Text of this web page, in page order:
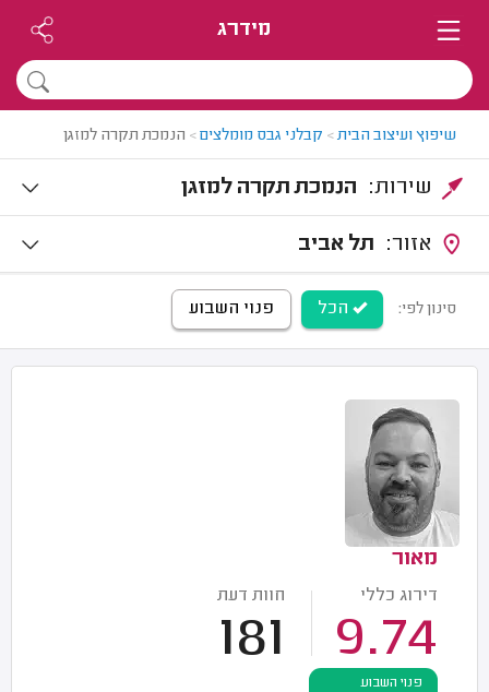
מידרג
שיפוץ ועיצוב הבית> קבלני גבס מומלצים> הנמכת תקרה למזגן
הנמכת תקרה למזגן
תל אביב
סינון לפי: הכל פנוי השבוע
מאור
דירוג כללי
9.74
חוות דעת
181
פנוי השבוע